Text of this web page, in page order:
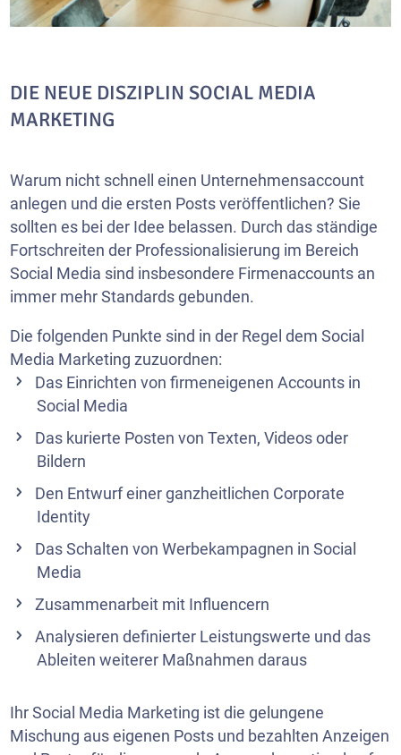
DIE NEUE DISZIPLIN SOCIAL MEDIA
MARKETING
Warum nicht schnell einen Unternehmensaccount
anlegen und die ersten Posts veröffentlichen? Sie
sollten es bei der Idee belassen. Durch das ständige
Fortschreiten der Professionalisierung im Bereich
Social Media sind insbesondere Firmenaccounts an
immer mehr Standards gebunden.
Die folgenden Punkte sind in der Regel dem Social
Media Marketing zuzuordnen:
Das Einrichten von firmeneigenen Accounts in
Social Media
Das kurierte Posten von Texten, Videos oder
Bildern
Den Entwurf einer ganzheitlichen Corporate
Identity
Das Schalten von Werbekampagnen in Social
Media
Zusammenarbeit mit Influencern
Analysieren definierter Leistungswerte und das
Ableiten weiterer Maßnahmen daraus
Ihr Social Media Marketing ist die gelungene
Mischung aus eigenen Posts und bezahlten Anzeigen